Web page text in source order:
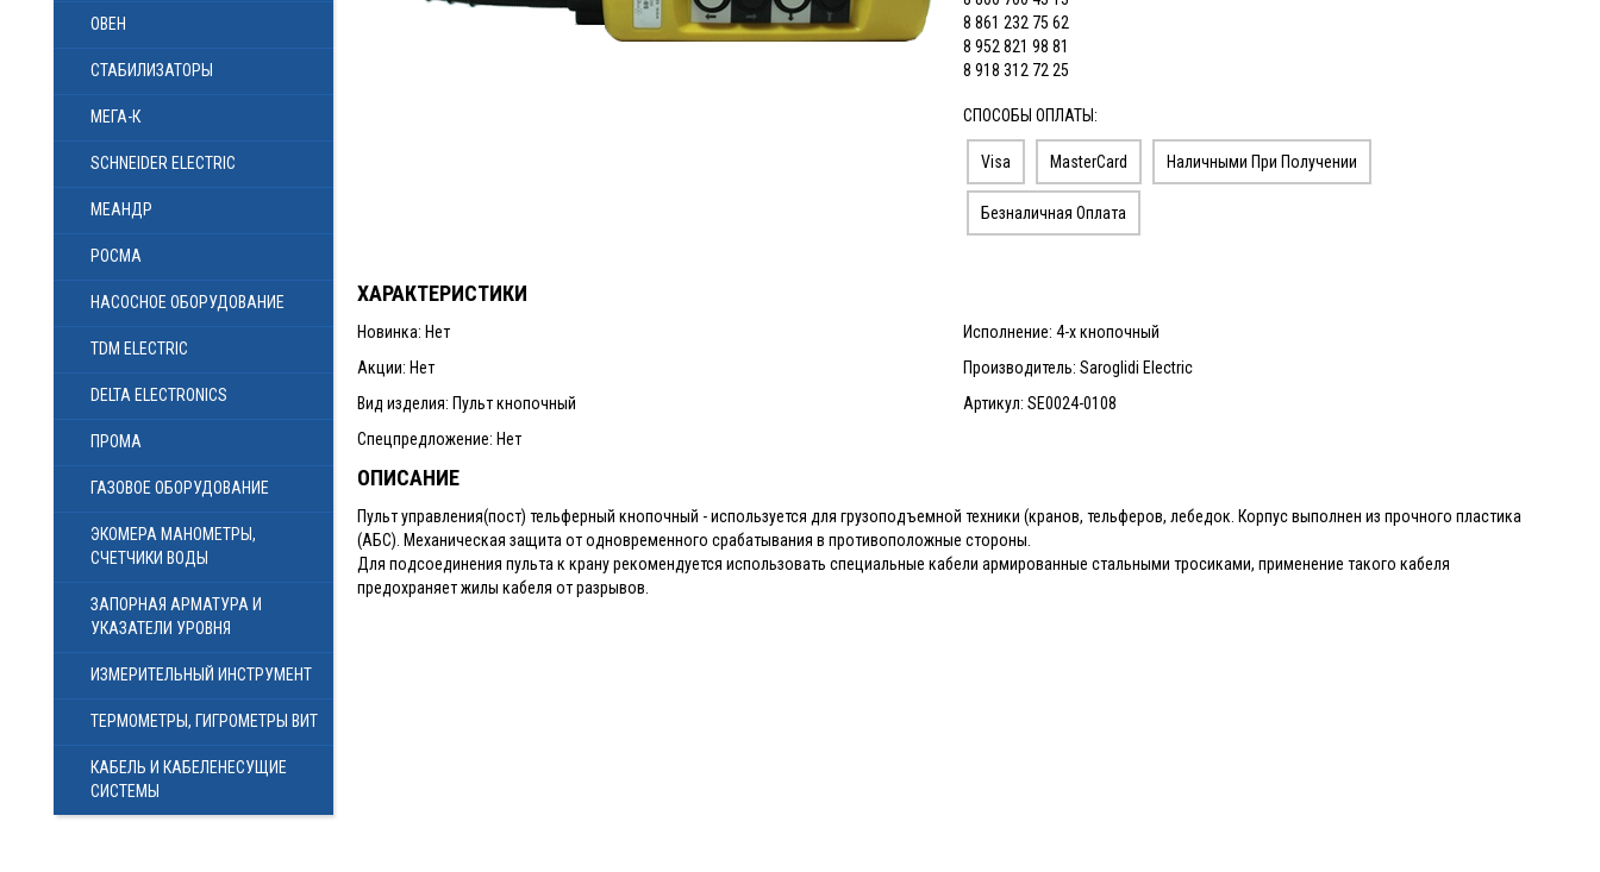
ОВЕН
СТАБИЛИЗАТОРЫ
МЕГА-К
SCHNEIDER ELECTRIC
МЕАНДР
РОСМА
НАСОСНОЕ ОБОРУДОВАНИЕ
TDM ELECTRIC
DELTA ELECTRONICS
ПРОМА
ГАЗОВОЕ ОБОРУДОВАНИЕ
ЭКОМЕРА МАНОМЕТРЫ,
СЧЕТЧИКИ ВОДЫ
ЗАПОРНАЯ АРМАТУРА И
УКАЗАТЕЛИ УРОВНЯ
ИЗМЕРИТЕЛЬНЫЙ ИНСТРУМЕНТ
ТЕРМОМЕТРЫ, ГИГРОМЕТРЫ ВИТ
КАБЕЛЬ И КАБЕЛЕНЕСУЩИЕ
СИСТЕМЫ
8 861 232 75 62
8 952 821 98 81
8 918 312 72 25
СПОСОБЫ ОПЛАТЫ:
Visa MasterCard Наличными При Получении
Безналичная Оплата
ХАРАКТЕРИСТИКИ
Новинка: Нет
Акции: Нет
Вид изделия: Пульт кнопочный
Исполнение: 4-х кнопочный
Производитель: Saroglidi Electric
Артикул: SE0024-0108
Спецпредложение: Нет
ОПИСАНИЕ
Пульт управления(пост) тельферный кнопочный - используется для грузоподъемной техники (кранов, тельферов, лебедок. Корпус выполнен из прочного пластика
(АБС). Механическая защита от одновременного срабатывания в противоположные стороны.
Для подсоединения пульта к крану рекомендуется использовать специальные кабели армированные стальными тросиками, применение такого кабеля
предохраняет жилы кабеля от разрывов.